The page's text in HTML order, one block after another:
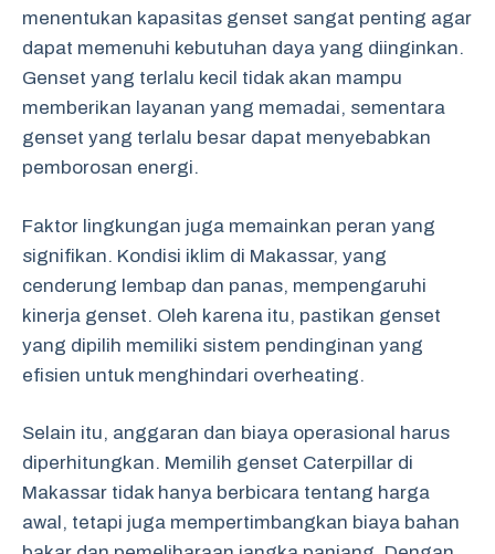
menentukan kapasitas genset sangat penting agar
dapat memenuhi kebutuhan daya yang diinginkan.
Genset yang terlalu kecil tidak akan mampu
memberikan layanan yang memadai, sementara
genset yang terlalu besar dapat menyebabkan
pemborosan energi.
Faktor lingkungan juga memainkan peran yang
signifikan. Kondisi iklim di Makassar, yang
cenderung lembap dan panas, mempengaruhi
kinerja genset. Oleh karena itu, pastikan genset
yang dipilih memiliki sistem pendinginan yang
efisien untuk menghindari overheating.
Selain itu, anggaran dan biaya operasional harus
diperhitungkan. Memilih genset Caterpillar di
Makassar tidak hanya berbicara tentang harga
awal, tetapi juga mempertimbangkan biaya bahan